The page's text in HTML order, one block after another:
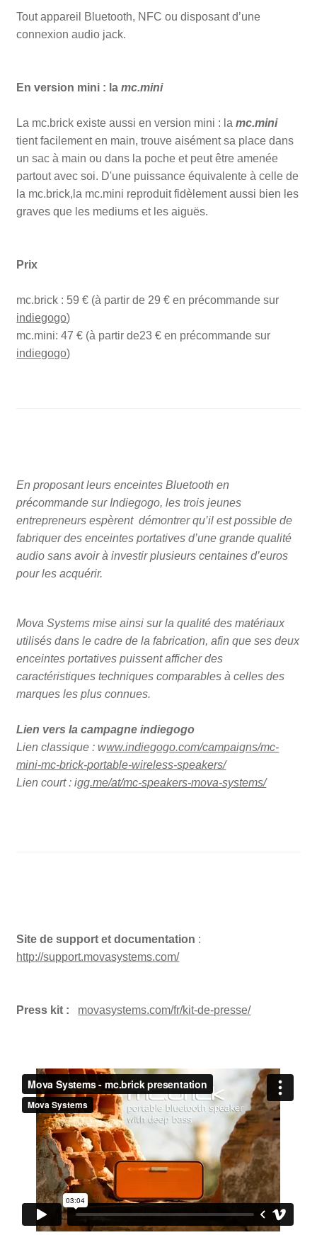
Tout appareil Bluetooth, NFC ou disposant d’une
connexion audio jack.
En version mini : lamc.mini
La mc.brick existe aussi en version mini : lamc.mini
tient facilement en main, trouve aisément sa place dans
un sac à main ou dans la poche et peut être amenée
partout avec soi. D'une puissance équivalente à celle de
la mc.brick,la mc.mini reproduit fidèlement aussi bien les
graves que les mediums et les aiguës.
Prix
mc.brick : 59 € (à partir de 29 € en précommande sur
indiegogo)
mc.mini: 47 € (à partir de23 € en précommande sur
indiegogo)
En proposant leurs enceintes Bluetooth en
précommande sur Indiegogo, les trois jeunes
entrepreneurs espèrent démontrer qu’il est possible de
fabriquer des enceintes portatives d’une grande qualité
audio sans avoir à investir plusieurs centaines d’euros
pour les acquérir.
Mova Systems mise ainsi sur la qualité des matériaux
utilisés dans le cadre de la fabrication, afin que ses deux
enceintes portatives puissent afficher des
caractéristiques techniques comparables à celles des
marques les plus connues.
Lien vers la campagne indiegogo
Lien classique : www.indiegogo.com/campaigns/mc-
mini-mc-brick-portable-wireless-speakers/
Lien court : igg.me/at/mc-speakers-mova-systems/
Site de support et documentation :
http://support.movasystems.com/
Press kit : movasystems.com/fr/kit-de-presse/